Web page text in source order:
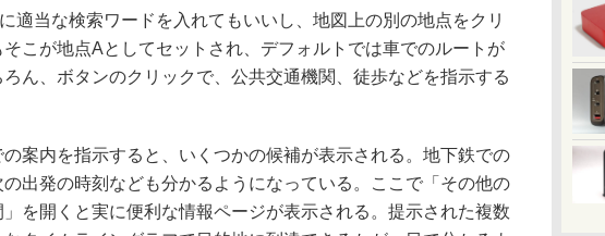
適当な検索ワードを入れてもいいし、地図上の別の地点をクリ
そこが地点Aとしてセットされ、デフォルトでは車でのルートが
ん、ボタンのクリックで、公共交通機関、徒歩などを指示する
案内を指示すると、いくつかの候補が表示される。地下鉄での
出発の時刻なども分かるようになっている。ここで「その他の
を開くと実に便利な情報ページが表示される。提示された複数